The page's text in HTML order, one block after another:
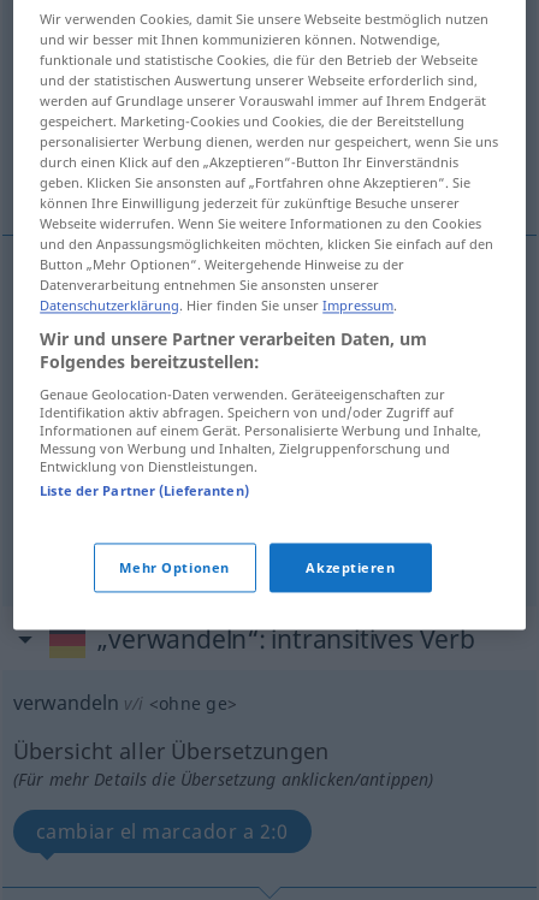
Übersicht aller Übersetzungen
(Für mehr Details die Übersetzung anklicken/antippen)
cambiar, transformar, convertir
Weitere Beispiele...
cambiar,transformar,convertir(en)
verwandelnin AKK
Beispiele
einenStrafstoßverwandeln
„verwandeln“: intransitives Verb
verwandeln v/i <ohne ge>
Übersicht aller Übersetzungen
(Für mehr Details die Übersetzung anklicken/antippen)
cambiar el marcador a 2:0
Wir verwenden Cookies, damit Sie unsere Webseite bestmöglich nutzen
und wir besser mit Ihnen kommunizieren können. Notwendige,
funktionale und statistische Cookies, die für den Betrieb der Webseite
und der statistischen Auswertung unserer Webseite erforderlich sind,
werden auf Grundlage unserer Vorauswahl immer auf Ihrem Endgerät
gespeichert. Marketing-Cookies und Cookies, die der Bereitstellung
personalisierter Werbung dienen, werden nur gespeichert, wenn Sie uns
durch einen Klick auf den „Akzeptieren“-Button Ihr Einverständnis
geben. Klicken Sie ansonsten auf „Fortfahren ohne Akzeptieren“. Sie
können Ihre Einwilligung jederzeit für zukünftige Besuche unserer
Webseite widerrufen. Wenn Sie weitere Informationen zu den Cookies
und den Anpassungsmöglichkeiten möchten, klicken Sie einfach auf den
Button „Mehr Optionen“. Weitergehende Hinweise zu der
Datenverarbeitung entnehmen Sie ansonsten unserer
Datenschutzerklärung. Hier finden Sie unserImpressum.
Wir und unsere Partner verarbeiten Daten, um
Folgendes bereitzustellen:
Genaue Geolocation-Daten verwenden. Geräteeigenschaften zur
Identifikation aktiv abfragen. Speichern von und/oder Zugriff auf
Informationen auf einem Gerät. Personalisierte Werbung und Inhalte,
Messung von Werbung und Inhalten, Zielgruppenforschung und
Entwicklung von Dienstleistungen.
Liste der Partner (Lieferanten)
Mehr Optionen Akzeptieren